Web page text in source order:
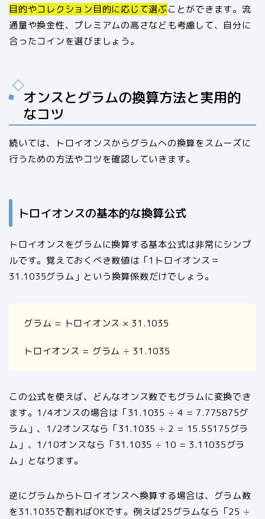
目的やコレクション目的に応じて選ぶことができます。流
通量や換金性、プレミアムの高さなども考慮して、自分に
合ったコインを選びましょう。
オンスとグラムの換算方法と実用的
なコツ
続いては、トロイオンスからグラムへの換算をスムーズに
行うための方法やコツを確認していきます。
トロイオンスの基本的な換算公式
トロイオンスをグラムに換算する基本公式は非常にシンプ
ルです。覚えておくべき数値は「1トロイオンス＝
31.1035グラム」という換算係数だけでしょう。
グラム = トロイオンス × 31.1035
トロイオンス = グラム ÷ 31.1035
この公式を使えば、どんなオンス数でもグラムに変換でき
ます。1/4オンスの場合は「31.1035 ÷ 4 = 7.775875グ
ラム」、1/2オンスなら「31.1035 ÷ 2 = 15.55175グラ
ム」、1/10オンスなら「31.1035 ÷ 10 = 3.11035グラ
ム」となります。
逆にグラムからトロイオンスへ換算する場合は、グラム数
を31.1035で割ればOKです。例えば25グラムなら「25 ÷